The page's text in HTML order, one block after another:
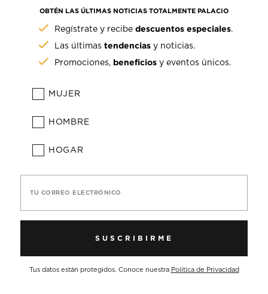
OBTÉN LAS ÚLTIMAS NOTICIAS TOTALMENTE PALACIO
Regístrate y recibedescuentos especiales.
Las últimastendencias y noticias.
Promociones, beneficios y eventos únicos.
MUJER
HOMBRE
HOGAR
TU CORREO ELECTRÓNICO
SUSCRIBIRME
Tus datos están protegidos. Conoce nuestra Política de Privacidad